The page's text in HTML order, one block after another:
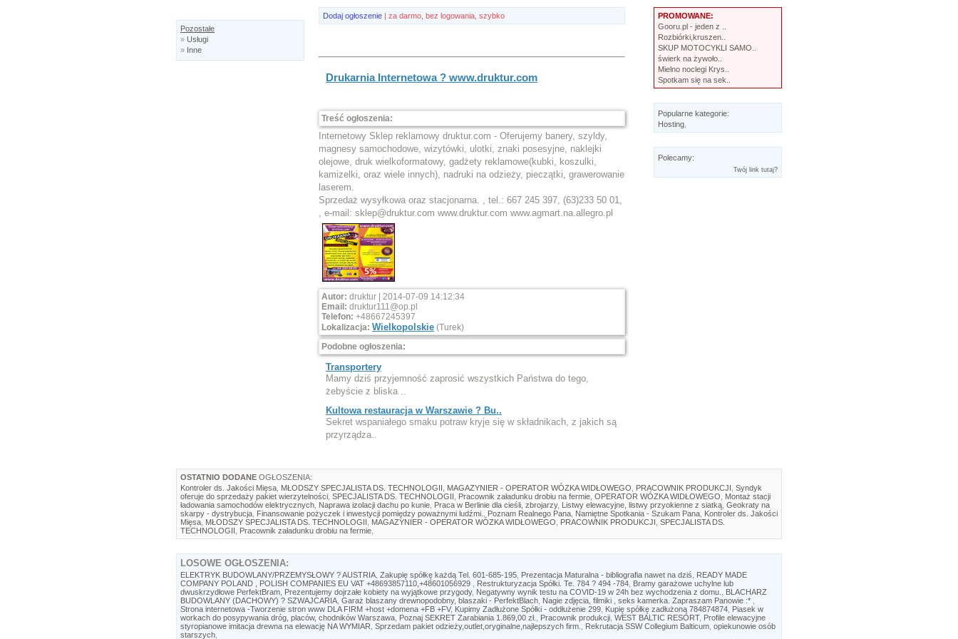
Pozostałe
» Usługi
» Inne
Dodaj ogłoszenie | za darmo, bez logowania, szybko
Drukarnia Internetowa ? www.druktur.com
Treść ogłoszenia:
Internetowy Sklep reklamowy druktur.com - Oferujemy banery, szyldy,
magnesy samochodowe, wizytówki, ulotki, znaki posesyjne, naklejki
olejowe, druk wielkoformatowy, gadżety reklamowe(kubki, koszulki,
kamizelki, oraz wiele innych), nadruki na odzieży, pieczątki, grawerowanie
laserem.
Sprzedaż wysyłkowa oraz stacjonarna. , tel.: 667 245 397, (63)233 50 01,
, e-mail: sklep@druktur.com www.druktur.com www.agmart.na.allegro.pl
Autor: druktur | 2014-07-09 14:12:34
Email: druktur111@op.pl
Telefon: +48667245397
Lokalizacja: Wielkopolskie (Turek)
Podobne ogłoszenia:
Transportery
Mamy dziś przyjemność zaprosić wszystkich Państwa do tego,
żebyście z bliska ..
Kultowa restauracja w Warszawie ? Bu..
Sekret wspaniałego smaku potraw kryje się w składnikach, z jakich są
przyrządza..
PROMOWANE:
Gooru.pl - jeden z ..
Rozbiórki,kruszen..
SKUP MOTOCYKLI SAMO..
świerk na żywoło..
Mielno noclegi Krys..
Spotkam się na sek..
Popularne kategorie:
Hosting
Polecamy:
Twój link tutaj?
OSTATNIO DODANE OGŁOSZENIA:
Kontroler ds. Jakości Mięsa MŁODSZY SPECJALISTA DS. TECHNOLOGII MAGAZYNIER - OPERATOR WÓZKA WIDŁOWEGO PRACOWNIK PRODUKCJI Syndyk
oferuje do sprzedaży pakiet wierzytelności SPECJALISTA DS. TECHNOLOGII Pracownik załadunku drobiu na fermie OPERATOR WÓZKA WIDŁOWEGO
Montaż stacji
ładowania samochodów elektrycznych Naprawa izolacji dachu po kunie Praca w Berlinie dla cieśli, zbrojarzy, Listwy elewacyjne, listwy przyokienne z siatką Geokraty na
skarpy - dystrybucja Finansowanie pożyczek i inwestycji pomiędzy poważnymi ludźmi. Poznam Realnego Pana Namiętne Spotkania - Szukam Pana Kontroler ds. Jakości
Mięsa MŁODSZY SPECJALISTA DS. TECHNOLOGII MAGAZYNIER - OPERATOR WÓZKA WIDŁOWEGO PRACOWNIK PRODUKCJI SPECJALISTA DS.
TECHNOLOGII
Pracownik załadunku drobiu na fermie
LOSOWE OGŁOSZENIA:
ELEKTRYK BUDOWLANY/PRZEMYSŁOWY ? AUSTRIA Zakupię spółkę każdą Tel. 601-685-195 Prezentacja Maturalna - bibliografia nawet na dziś
READY MADE
COMPANY POLAND , POLISH COMPANIES EU VAT +48693857110,+48601056929
Restrukturyzacja Spółki. Te. 784 ? 494 -784 Bramy garażowe uchylne lub
dwuskrzydłowe PerfektBram Prezentujemy dojrzałe kobiety na wyjątkowe przygody, Negatywny wynik testu na COVID-19 w 24h bez wychodzenia z domu.
BLACHARZ
BUDOWLANY (DACHOWY) ? SZWAJCARIA Garaż blaszany drewnopodobny, blaszaki - PerfektBlach Nagie zdjęcia, filmiki , seks kamerka. Zapraszam Panowie :*
Strona internetowa -Tworzenie stron www DLA FIRM +host +domena +FB +FV, Kupimy Zadłużone Spółki - oddłużenie 299 Kupię spółkę zadłużoną 784874874 Piasek w
workach do posypywania dróg, placów, chodników Warszawa Poznaj SEKRET Zarabiania 1.869,00 zł. Pracownik produkcji WEST BALTIC RESORT, Profile elewacyjne
styropianowe imitacja drewna na elewację NA WYMIAR Sprzedam pakiet odzieży,outlet,oryginalne,najlepszych firm. Rekrutacja SSW Collegium Balticum opiekunowie osób
starszych